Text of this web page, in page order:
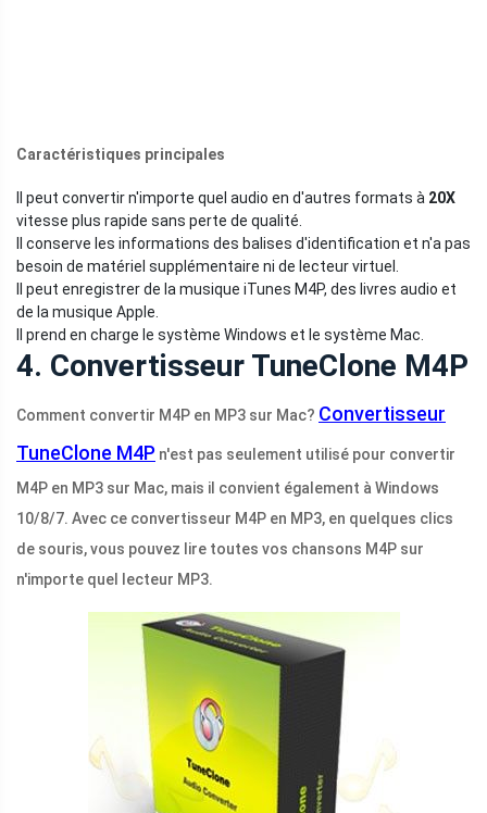
Caractéristiques principales
Il peut convertir n'importe quel audio en d'autres formats à 20X
vitesse plus rapide sans perte de qualité.
Il conserve les informations des balises d'identification et n'a pas
besoin de matériel supplémentaire ni de lecteur virtuel.
Il peut enregistrer de la musique iTunes M4P, des livres audio et
de la musique Apple.
Il prend en charge le système Windows et le système Mac.
4. Convertisseur TuneClone M4P
Comment convertir M4P en MP3 sur Mac? Convertisseur
TuneClone M4P n'est pas seulement utilisé pour convertir
M4P en MP3 sur Mac, mais il convient également à Windows
10/8/7. Avec ce convertisseur M4P en MP3, en quelques clics
de souris, vous pouvez lire toutes vos chansons M4P sur
n'importe quel lecteur MP3.